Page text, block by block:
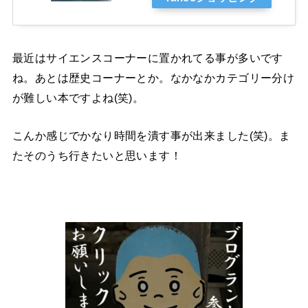
最近はサイエンスコーナーに置かれてる事が多いです
ね。あとは歴史コーナーとか。なかなかカテゴリー分け
が難しい本ですよね(笑)。
こんか感じでかなり時間を潰す事が出来ました(笑)。ま
たそのうち行きたいと思います！